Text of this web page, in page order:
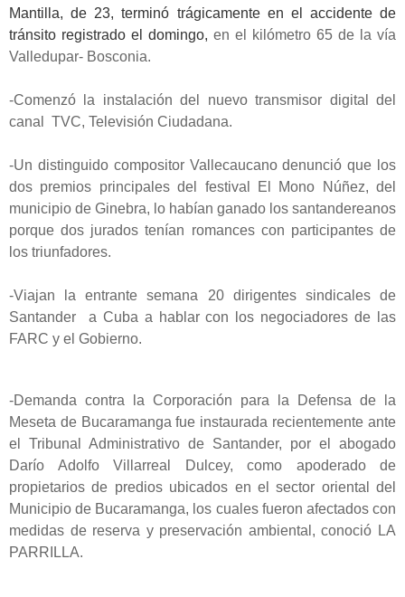
Mantilla, de 23, terminó trágicamente en el accidente de
tránsito registrado el domingo, en el kilómetro 65 de la vía
Valledupar- Bosconia.
-Comenzó la instalación del nuevo transmisor digital del
canal TVC, Televisión Ciudadana.
-Un distinguido compositor Vallecaucano denunció que los
dos premios principales del festival El Mono Núñez, del
municipio de Ginebra, lo habían ganado los santandereanos
porque dos jurados tenían romances con participantes de
los triunfadores.
-Viajan la entrante semana 20 dirigentes sindicales de
Santander a Cuba a hablar con los negociadores de las
FARC y el Gobierno.
-Demanda contra la Corporación para la Defensa de la
Meseta de Bucaramanga fue instaurada recientemente ante
el Tribunal Administrativo de Santander, por el abogado
Darío Adolfo Villarreal Dulcey, como apoderado de
propietarios de predios ubicados en el sector oriental del
Municipio de Bucaramanga, los cuales fueron afectados con
medidas de reserva y preservación ambiental, conoció LA
PARRILLA.